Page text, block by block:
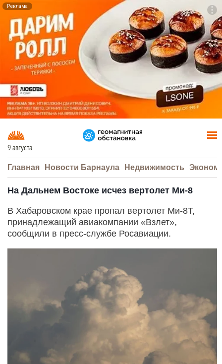
Реклама
9 августа
Главная Новости Барнаула Недвижимость
На Дальнем Востоке исчез вертолет Ми-8
В Хабаровском крае пропал вертолет Ми-8Т,
принадлежащий авиакомпании «Взлет»,
сообщили в пресс-службе Росавиации.